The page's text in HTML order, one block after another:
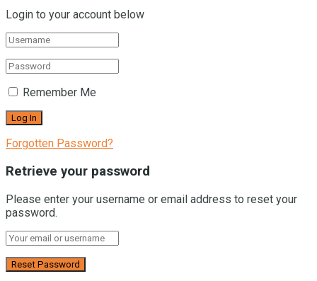
Login to your account below
Remember Me
Forgotten Password?
Retrieve your password
Please enter your username or email address to reset your
password.